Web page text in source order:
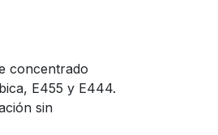
concentrado
E455 y E444.
sin